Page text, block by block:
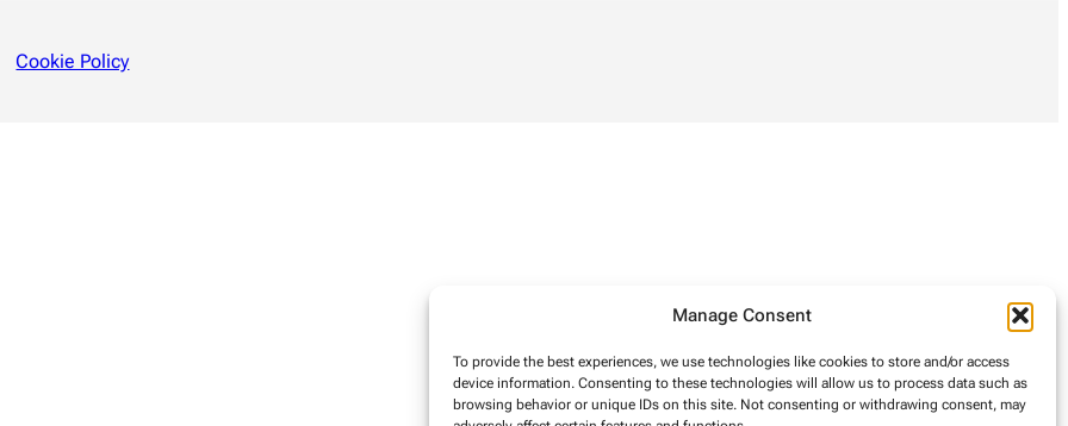
Manage Consent
To provide the best experiences, we use technologies like cookies to store and/or access
device information. Consenting to these technologies will allow us to process data such as
browsing behavior or unique IDs on this site. Not consenting or withdrawing consent, may
Cookie Policy